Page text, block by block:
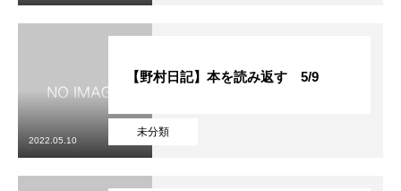
未分類
【野村日記】本を読み返す 5/9
2022.05.10